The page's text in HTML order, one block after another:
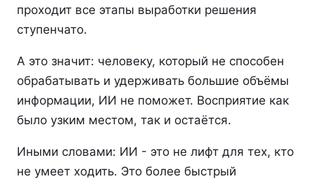
проходит все этапы выработки решения
ступенчато.
А это значит: человеку, который не способен
обрабатывать и удерживать большие объёмы
информации, ИИ не поможет. Восприятие как
было узким местом, так и остаётся.
Иными словами: ИИ - это не лифт для тех, кто
не умеет ходить. Это более быстрый